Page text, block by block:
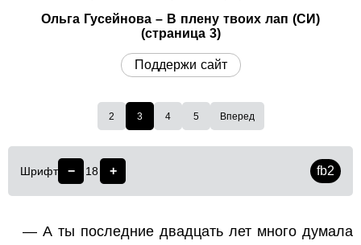
Ольга Гусейнова – В плену твоих лап (СИ)
(страница 3)
Поддержи сайт
2 3 4 5 Вперед
Шрифт − 18 + fb2
— А ты последние двадцать лет много думала